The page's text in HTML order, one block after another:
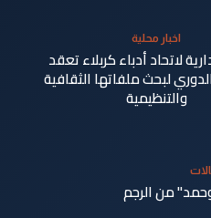
اخبار محلية
لاتحاد أدباء كربلاء تعقد
لبحث ملفاتها الثقافية
والتنظيمية
من الرجم